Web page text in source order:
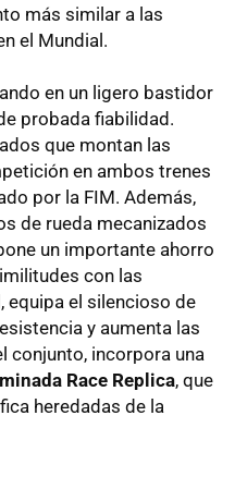
más similar a las
el Mundial.
en un ligero bastidor
probada fiabilidad.
que montan las
en ambos trenes
por la FIM. Además,
de rueda mecanizados
un importante ahorro
con las
equipa el silencioso de
y aumenta las
conjunto, incorpora una
Race Replica, que
heredadas de la